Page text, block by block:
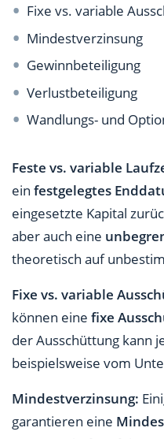
Fixe vs. variable
Mindestverzinsung
Gewinnbeteiligung
Verlustbeteiligung
Wandlungs- und
Feste vs. variable
ein festgelegtes
eingesetzte Kapital
aber auch eine
theoretisch auf
Fixe vs. variable
können eine fixe
der Ausschüttung kann
beispielsweise vom
Mindestverzinsung:
garantieren eine